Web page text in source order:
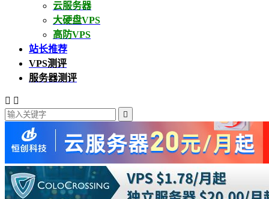
云服务器
大硬盘VPS
高防VPS
站长推荐
VPS测评
服务器测评
 
